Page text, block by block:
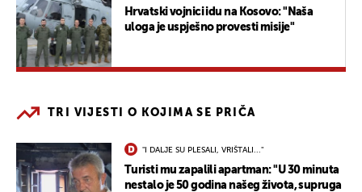
Hrvatski vojnici idu na Kosovo: "Naša
uloga je uspješno provesti misije"
TRI VIJESTI O KOJIMA SE PRIČA
"I DALJE SU PLESALI, VRIŠTALI..."
Turisti mu zapalili apartman: "U 30 minuta
nestalo je 50 godina našeg života, supruga